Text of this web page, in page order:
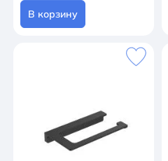
В корзину